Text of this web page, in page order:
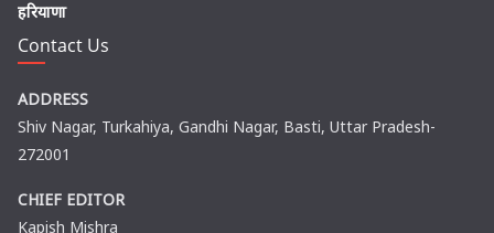
हरियाणा
Contact Us
ADDRESS
Shiv Nagar, Turkahiya, Gandhi Nagar, Basti, Uttar Pradesh-
272001
CHIEF EDITOR
Kapish Mishra